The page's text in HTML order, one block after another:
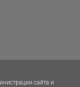
сайта и